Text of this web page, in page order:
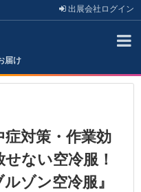
出展会社 ログイン
届け
症対策・作業効
ない空冷服！
ゾン空冷服』